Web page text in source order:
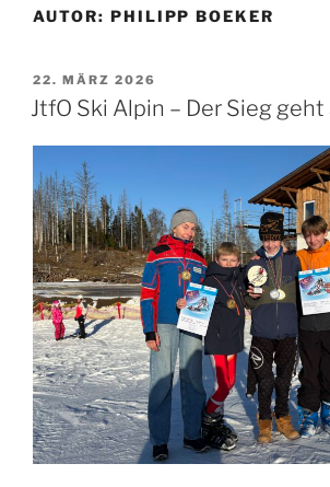
AUTOR: PHILIPP BOEKER
VERÖFFENTLICHT
AM
22. MÄRZ 2026
JtfO Ski Alpin – Der Sieg geht